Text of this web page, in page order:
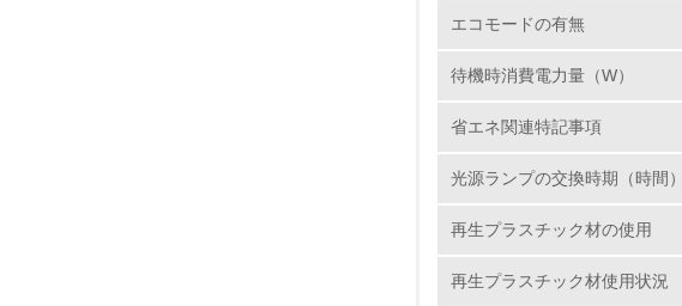
5. 環境取り組
6. 従業員が環
エコモードの有無
待機時消費電力量（W）
省エネ関連特記事項
光源ランプの交換時期（時間）
再生プラスチック材の使用
再生プラスチック材使用状況